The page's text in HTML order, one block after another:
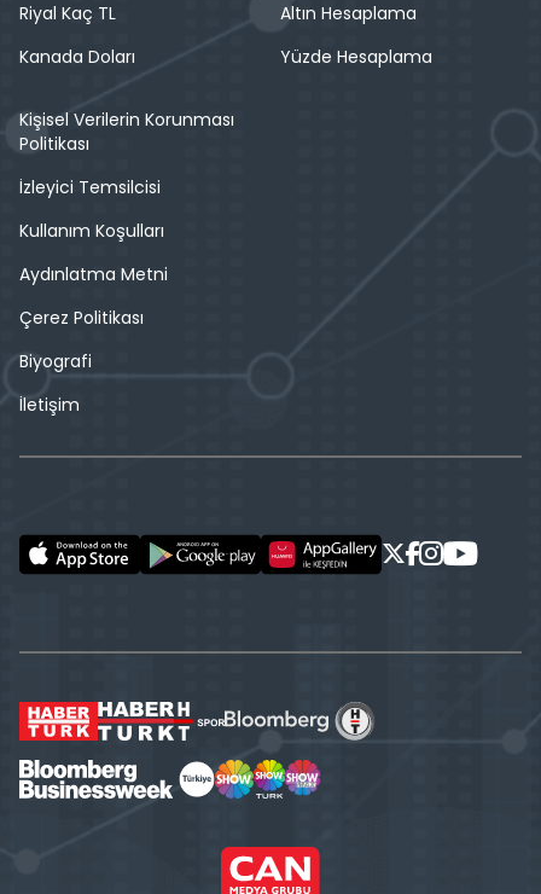
Riyal Kaç TL
Kanada Doları
Altın Hesaplama
Yüzde Hesaplama
Kişisel Verilerin Korunması
Politikası
İzleyici Temsilcisi
Kullanım Koşulları
Aydınlatma Metni
Çerez Politikası
Biyografi
İletişim